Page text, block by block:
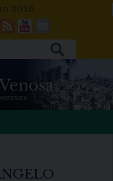
2026
FeedsYoutube
Mail